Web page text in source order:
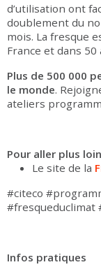
d’utilisation ont
doublement du
mois. La fresque
France et dans 50
Plus de 500 000
le monde.
ateliers
Pour aller plus loin
Le site de la
#citeco
#fresqueduclimat
Infos pratiques